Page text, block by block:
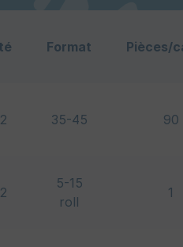
Format Pièces/
35-45 90
5-15
roll
1